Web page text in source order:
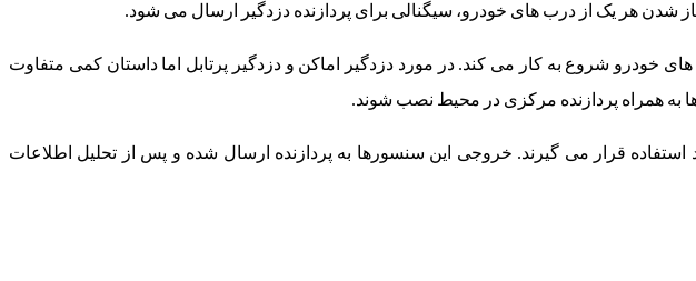
شدن هر یک از درب های خودرو، سیگنالی برای پردازنده دزدگیر ارسال می شود.
خودرو شروع به کار می کند. در مورد دزدگیر اماکن و دزدگیر پرتابل اما داستان کمی متفاوت
به همراه پردازنده مرکزی در محیط نصب شوند.
قرار می گیرند. خروجی این سنسورها به پردازنده ارسال شده و پس از تحلیل اطلاعات